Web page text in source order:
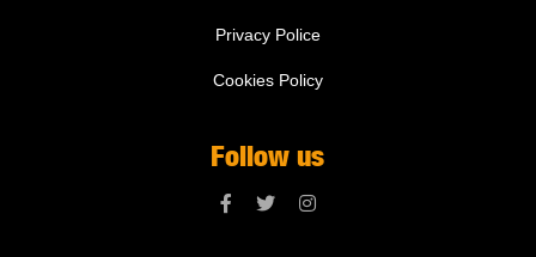
Privacy Police
Cookies Policy
Follow us